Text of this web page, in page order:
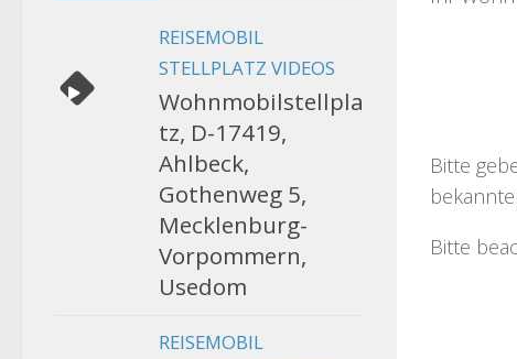
Bitte
Bitte
REISEMOBIL
STELLPLATZ VIDEOS
Wohnmobilstellpla
tz, D-17419,
Ahlbeck,
Gothenweg 5,
Mecklenburg-
Vorpommern,
Usedom
REISEMOBIL